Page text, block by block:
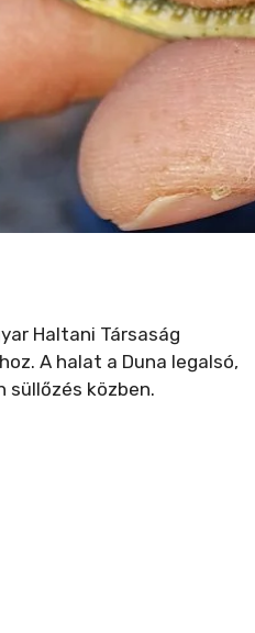
Haltani Társaság
A halat a Duna legalsó,
süllőzés közben.